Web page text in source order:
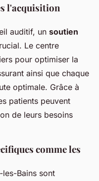
l'acquisition
auditif, un soutien
Le centre
pour optimiser la
ainsi que chaque
optimale. Grâce à
patients peuvent
de leurs besoins
comme les
Bains sont